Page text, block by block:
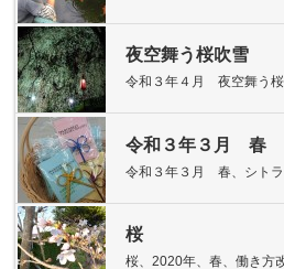
夜空舞う桜吹雪
令和３年４月 夜空舞う
令和３年３月 春
令和３年３月 春、シトラ
桜
桜、2020年、春、働き方